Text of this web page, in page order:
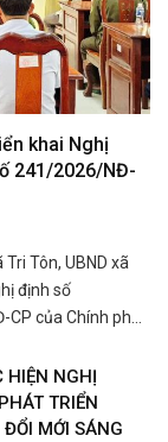
khai Nghị
241/2026/NĐ-
Tôn, UBND xã
định số
của Chính phủ
HIỆN NGHỊ
TRIỂN
MỚI SÁNG